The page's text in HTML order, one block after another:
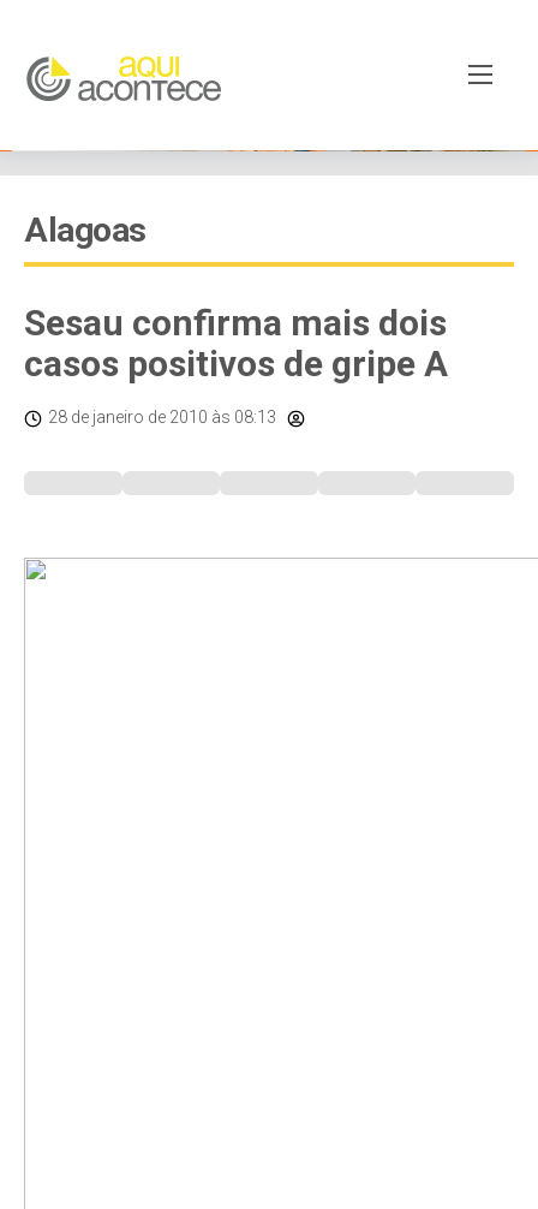
Alagoas
Sesau confirma mais dois
casos positivos de gripe A
28 de janeiro de 2010 às 08:13